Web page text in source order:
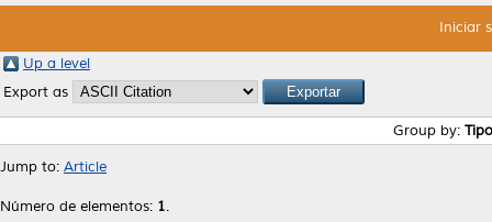
Iniciar
Up a level
Export as
Group by:
Jump to: Article
Número de elementos: 1.